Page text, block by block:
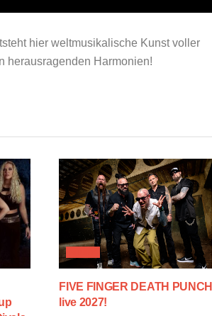
hier weltmusikalische Kunst voller
herausragenden Harmonien!
FIVE FINGER DEATH PUNCH
live 2027!